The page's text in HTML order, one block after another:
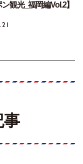
観光_福岡編Vol.2】
事